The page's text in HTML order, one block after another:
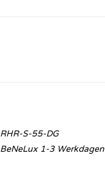
RHR-S-55-DG
BeNeLux 1-3 Werkdagen